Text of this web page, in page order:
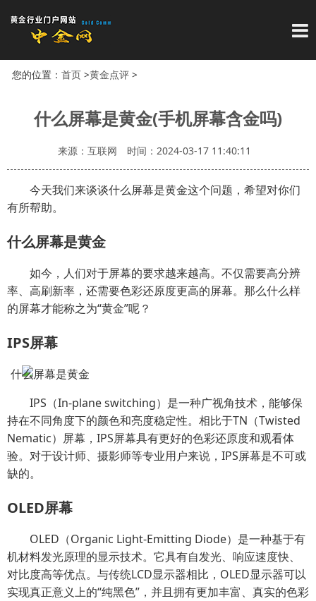
导
您的位置： 首页>黄金点评>
什么屏幕是黄金(手机屏幕含金吗)
来源：互联网 时间：2024-03-17 11:40:11
今天我们来谈谈什么屏幕是黄金这个问题，希望对你们
有所帮助。
什么屏幕是黄金
如今，人们对于屏幕的要求越来越高。不仅需要高分辨
率、高刷新率，还需要色彩还原度更高的屏幕。那么什么样
的屏幕才能称之为“黄金”呢？
IPS屏幕
IPS（In-plane switching）是一种广视角技术，能够保
持在不同角度下的颜色和亮度稳定性。相比于TN（Twisted
Nematic）屏幕，IPS屏幕具有更好的色彩还原度和观看体
验。对于设计师、摄影师等专业用户来说，IPS屏幕是不可或
缺的。
OLED屏幕
OLED（Organic Light-Emitting Diode）是一种基于有
机材料发光原理的显示技术。它具有自发光、响应速度快、
对比度高等优点。与传统LCD显示器相比，OLED显示器可以
实现真正意义上的“纯黑色”，并且拥有更加丰富、真实的色彩